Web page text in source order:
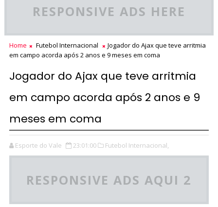
RESPONSIVE ADS HERE
Home Futebol Internacional
Jogador do Ajax que teve arritmia
em campo acorda após 2 anos e 9 meses em coma
Jogador do Ajax que teve arritmia
em campo acorda após 2 anos e 9
meses em coma
Esporte do Vale 23:01:00 Futebol Internacional,
RESPONSIVE ADS AQUI 2